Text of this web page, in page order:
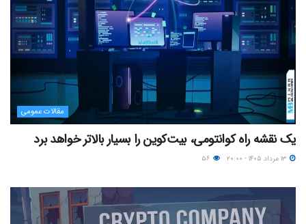
مقالات عمومی
یک نقشه راه کوانتومی، بیت‌کوین را بسیار بالاتر خواهد برد